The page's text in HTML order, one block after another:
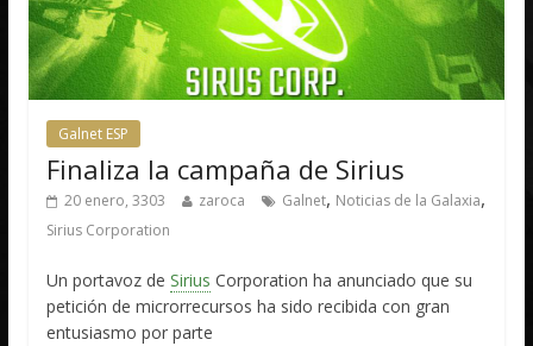
Galnet ESP
Finaliza la campaña de Sirius
20 enero, 3303 zaroca Galnet, Noticias de la Galaxia,
Sirius Corporation
Un portavoz deSirius Corporation ha anunciado que su
petición de microrrecursos ha sido recibida con gran
entusiasmo por parte